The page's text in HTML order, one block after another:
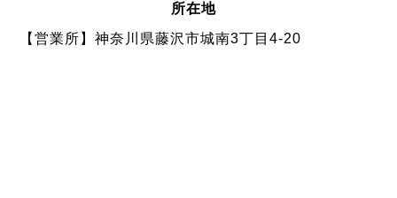
所在地
【営業所】神奈川県藤沢市城南3丁目4-20